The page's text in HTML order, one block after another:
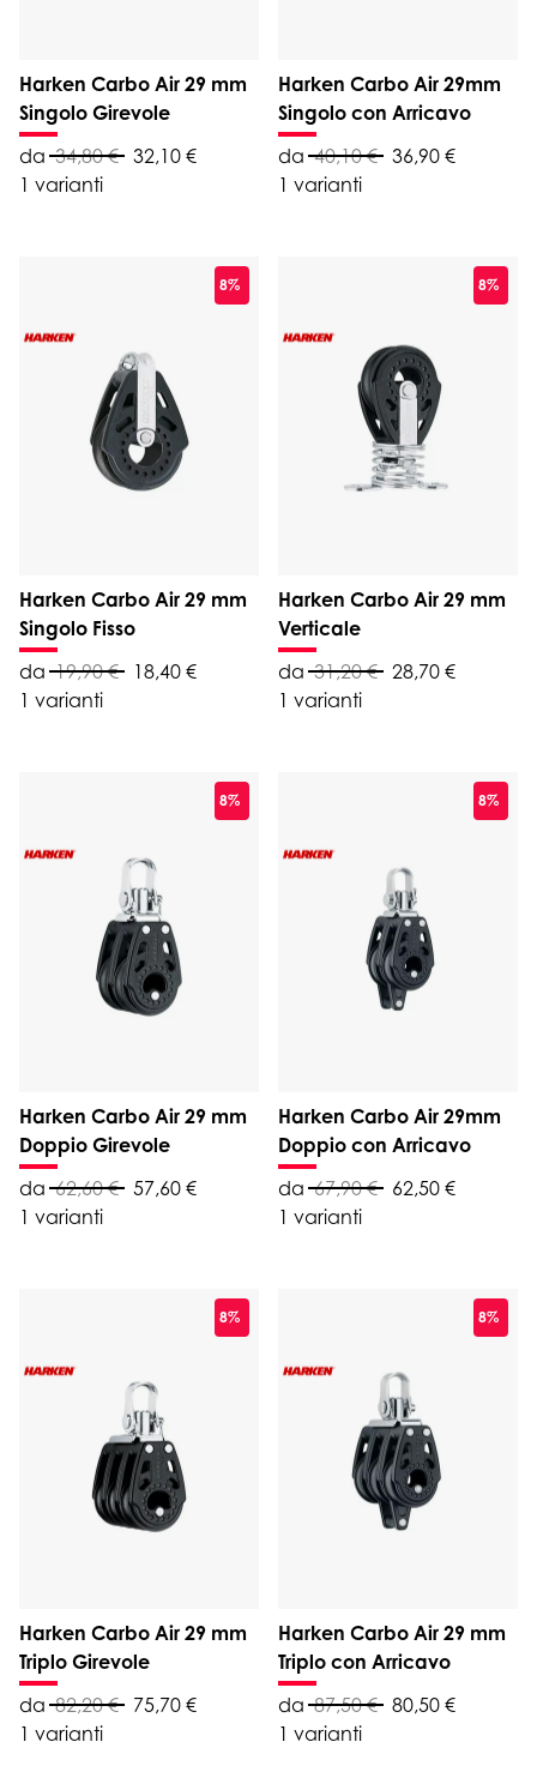
Harken Carbo Air 29 mm
Singolo Girevole
da 34,80 € 32,10 €
1 varianti
Harken Carbo Air 29mm
Singolo con Arricavo
da 40,10 € 36,90 €
1 varianti
8%
Harken Carbo Air 29 mm
Singolo Fisso
da 19,90 €
18,40 €
1 varianti
8%
Harken Carbo Air 29 mm
Verticale
da 31,20 € 28,70 €
1 varianti
8%
Harken Carbo Air 29 mm
Doppio Girevole
da 62,60 € 57,60 €
1 varianti
8%
Harken Carbo Air 29mm
Doppio con Arricavo
da 67,90 €
62,50 €
1 varianti
8%
Harken Carbo Air 29 mm
Triplo Girevole
da 82,20 €
75,70 €
1 varianti
8%
Harken Carbo Air 29 mm
Triplo con Arricavo
da 87,50 € 80,50 €
1 varianti